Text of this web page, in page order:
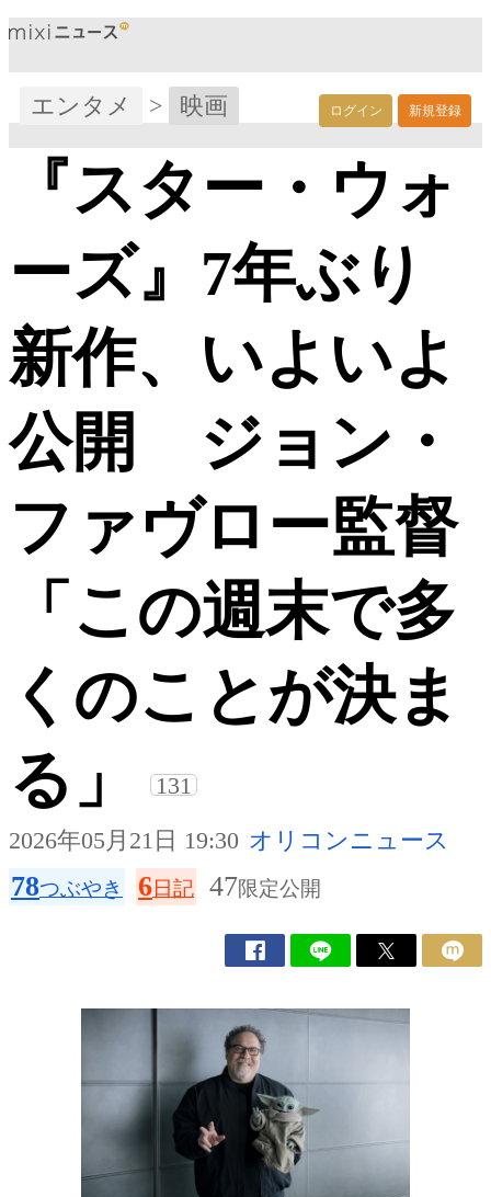
ログイン 新規登録
エンタメ > 映画
『スター・ウォ
ーズ』7年ぶり
新作、いよいよ
公開 ジョン・
ファヴロー監督
「この週末で多
くのことが決ま
る」
131
2026年05月21日 19:30 オリコンニュース
78つぶやき 6日記 47限定公開